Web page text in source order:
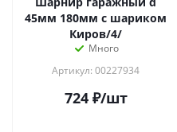
45мм 180мм с шариком
Киров/4/
Много
Артикул: 00227934
724₽/шт